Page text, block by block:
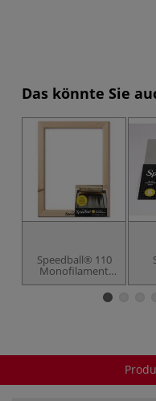
Das könnte Sie
Speedball® 110
Monofilament
Drucksieb